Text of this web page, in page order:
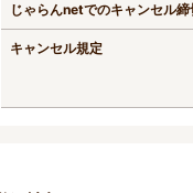
じゃらんnetでのキャンセル締
キャンセル規定